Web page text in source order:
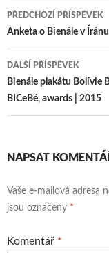
Navigace
pro
příspěvky
PŘEDCHOZÍ PŘÍSPĚVEK
Anketa o Bienále v Íránu
DALŠÍ PŘÍSPĚVEK
Bienále plakátu Bolívie
BICeBé, awards | 2015
NAPSAT
Vaše e-mailová adresa
jsou označeny *
Komentář *